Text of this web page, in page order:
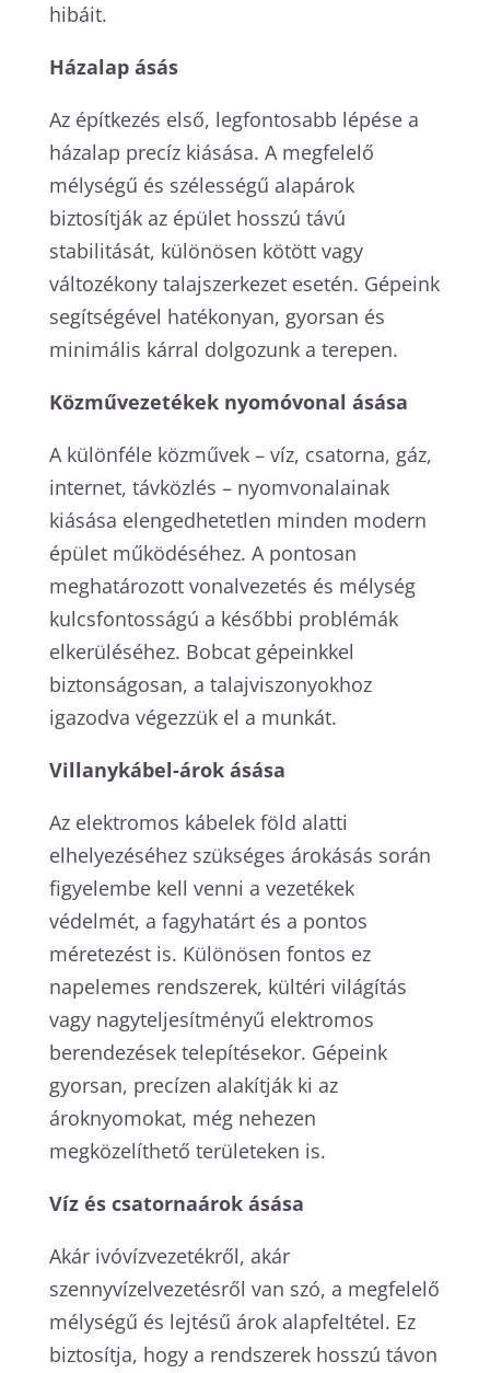
hibáit.
Házalap ásás
Az építkezés első, legfontosabb lépése a
házalap precíz kiásása. A megfelelő
mélységű és szélességű alapárok
biztosítják az épület hosszú távú
stabilitását, különösen kötött vagy
változékony talajszerkezet esetén. Gépeink
segítségével hatékonyan, gyorsan és
minimális kárral dolgozunk a terepen.
Közművezetékek nyomóvonal ásása
A különféle közművek – víz, csatorna, gáz,
internet, távközlés – nyomvonalainak
kiásása elengedhetetlen minden modern
épület működéséhez. A pontosan
meghatározott vonalvezetés és mélység
kulcsfontosságú a későbbi problémák
elkerüléséhez. Bobcat gépeinkkel
biztonságosan, a talajviszonyokhoz
igazodva végezzük el a munkát.
Villanykábel-árok ásása
Az elektromos kábelek föld alatti
elhelyezéséhez szükséges árokásás során
figyelembe kell venni a vezetékek
védelmét, a fagyhatárt és a pontos
méretezést is. Különösen fontos ez
napelemes rendszerek, kültéri világítás
vagy nagyteljesítményű elektromos
berendezések telepítésekor. Gépeink
gyorsan, precízen alakítják ki az
ároknyomokat, még nehezen
megközelíthető területeken is.
Víz és csatornaárok ásása
Akár ivóvízvezetékről, akár
szennyvízelvezetésről van szó, a megfelelő
mélységű és lejtésű árok alapfeltétel. Ez
biztosítja, hogy a rendszerek hosszú távon